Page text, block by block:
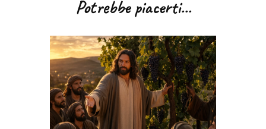
Potrebbe piacerti...